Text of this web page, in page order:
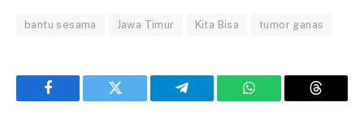
bantu sesama Jawa Timur Kita Bisa tumor ganas
Facebook Twitter Telegram WhatsApp Threads